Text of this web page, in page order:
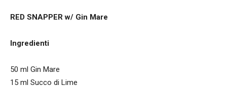
RED SNAPPER w/ Gin Mare
Ingredienti
50 ml Gin Mare
15 ml Succo di Lime